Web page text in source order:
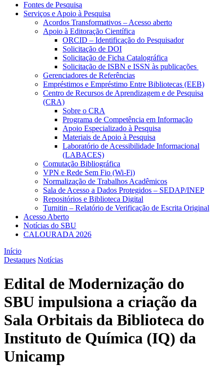
Fontes de Pesquisa
Serviços e Apoio à Pesquisa
Acordos Transformativos – Acesso aberto
Apoio à Editoração Científica
ORCID – Identificação do Pesquisador
Solicitação de DOI
Solicitação de Ficha Catalográfica
Solicitação de ISBN e ISSN às publicações
Gerenciadores de Referências
Empréstimos e Empréstimo Entre Bibliotecas (EEB)
Centro de Recursos de Aprendizagem e de Pesquisa
(CRA)
Sobre o CRA
Programa de Competência em Informação
Apoio Especializado à Pesquisa
Materiais de Apoio à Pesquisa
Laboratório de Acessibilidade Informacional
(LABACES)
Comutação Bibliográfica
VPN e Rede Sem Fio (Wi-Fi)
Normalização de Trabalhos Acadêmicos
Sala de Acesso a Dados Protegidos – SEDAP/INEP
Repositórios e Biblioteca Digital
Turnitin – Relatório de Verificação de Escrita Original
Acesso Aberto
Notícias do SBU
CALOURADA 2026
Início
Destaques Notícias
Edital de Modernização do
SBU impulsiona a criação da
Sala Orbitais da Biblioteca do
Instituto de Química (IQ) da
Unicamp